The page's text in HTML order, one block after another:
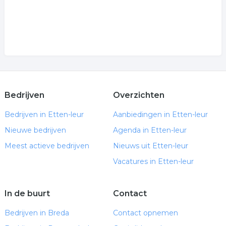
Bedrijven
Bedrijven in Etten-leur
Nieuwe bedrijven
Meest actieve bedrijven
Overzichten
Aanbiedingen in Etten-leur
Agenda in Etten-leur
Nieuws uit Etten-leur
Vacatures in Etten-leur
In de buurt
Bedrijven in Breda
Contact
Contact opnemen